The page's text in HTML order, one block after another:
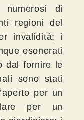
numerosi di
regioni del
invalidità; i
esonerati
dal fornire le
sono stati
per un
per un